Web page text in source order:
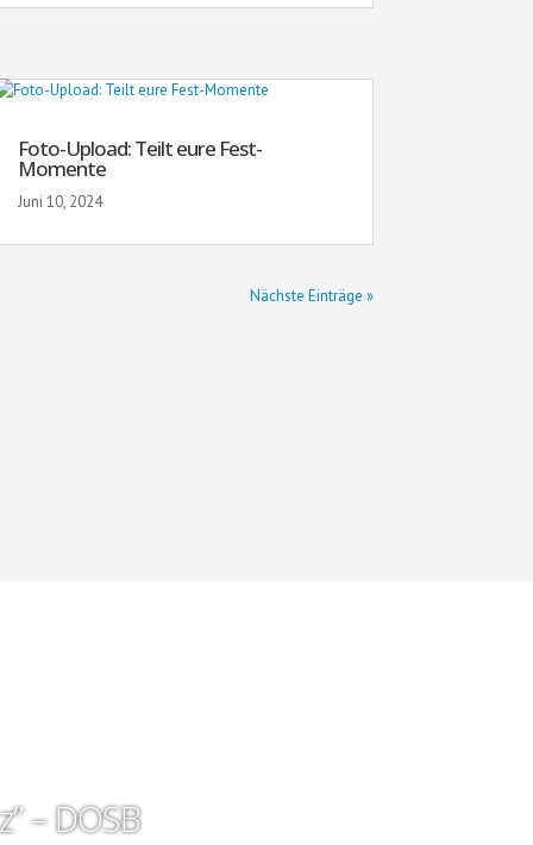
Foto-Upload: Teilt eure Fest-
Momente
Juni 10, 2024
Nächste Einträge »
– DOSB